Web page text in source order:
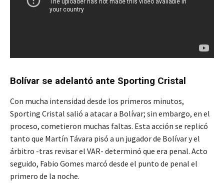
Bolívar se adelantó ante Sporting Cristal
Con mucha intensidad desde los primeros minutos,
Sporting Cristal salió a atacar a Bolívar; sin embargo, en el
proceso, cometieron muchas faltas. Esta acción se replicó
tanto que Martín Távara pisó a un jugador de Bolívar y el
árbitro -tras revisar el VAR- determinó que era penal. Acto
seguido, Fabio Gomes marcó desde el punto de penal el
primero de la noche.